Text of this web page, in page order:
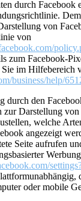
durch Facebook
von
von
zum Facebook-
im Hilfebereich
business/help/
durch den
zur Darstellung
welche
angezeigt
Seite aufrufen
Werbung
oder mobile